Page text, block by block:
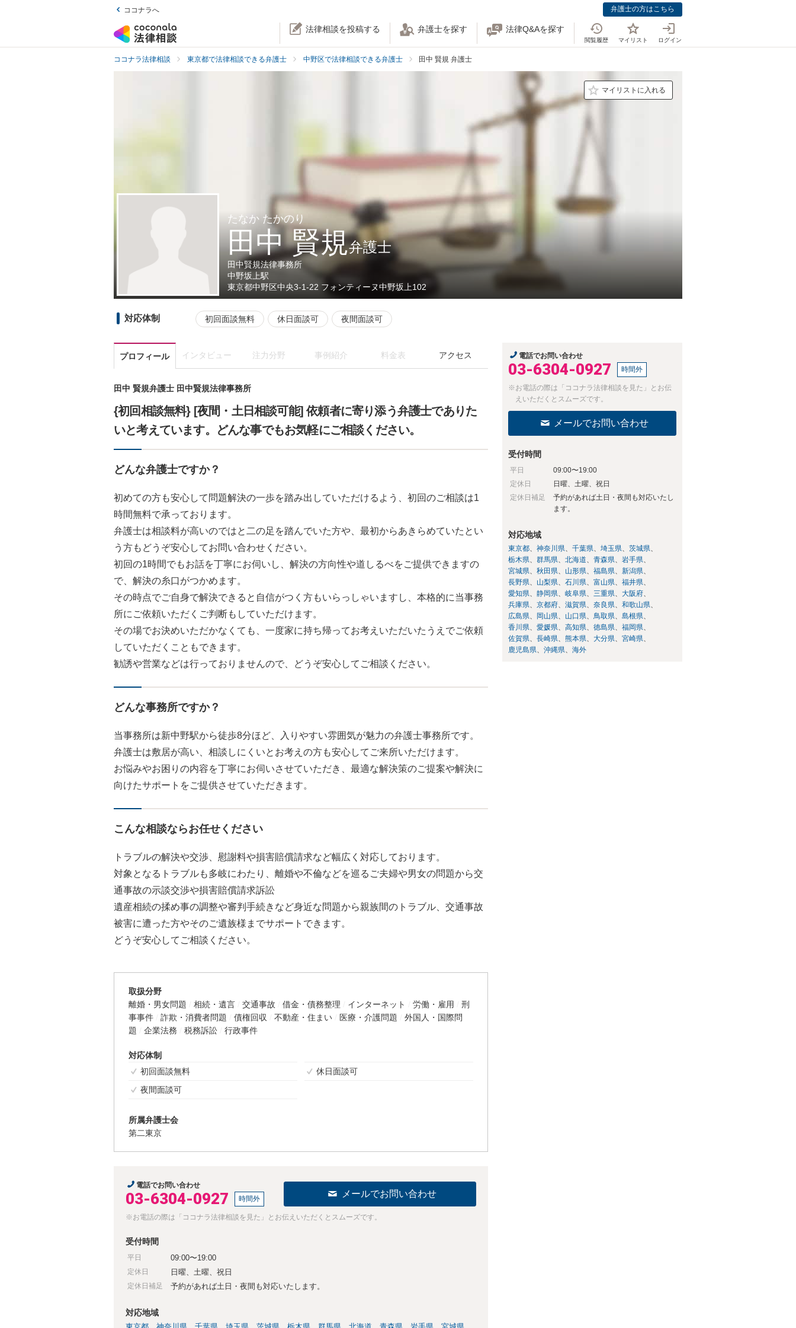
ココナラへ 弁護士の方はこちら
法律相談を投稿する 弁護士を探す 法律Q&Aを探す
閲覧履歴 マイリスト ログイン
ココナラ法律相談 東京都で法律相談できる弁護士 中野区で法律相談できる弁護士 田中 賢規 弁護士
マイリストに入れる
たなか たかのり
田中 賢規弁護士
田中賢規法律事務所
中野坂上駅
東京都中野区中央3-1-22 フォンティーヌ中野坂上102
対応体制 初回面談無料 休日面談可 夜間面談可
プロフィール インタビュー 注力分野 事例紹介 料金表 アクセス
田中 賢規弁護士 田中賢規法律事務所
{初回相談無料} [夜間・土日相談可能] 依頼者に寄り添う弁護士でありた
いと考えています。どんな事でもお気軽にご相談ください。
どんな弁護士ですか？
初めての方も安心して問題解決の一歩を踏み出していただけるよう、初回のご相談は1
時間無料で承っております。
弁護士は相談料が高いのではと二の足を踏んでいた方や、最初からあきらめていたとい
う方もどうぞ安心してお問い合わせください。
初回の1時間でもお話を丁寧にお伺いし、解決の方向性や道しるべをご提供できますの
で、解決の糸口がつかめます。
その時点でご自身で解決できると自信がつく方もいらっしゃいますし、本格的に当事務
所にご依頼いただくご判断もしていただけます。
その場でお決めいただかなくても、一度家に持ち帰ってお考えいただいたうえでご依頼
していただくこともできます。
勧誘や営業などは行っておりませんので、どうぞ安心してご相談ください。
どんな事務所ですか？
当事務所は新中野駅から徒歩8分ほど、入りやすい雰囲気が魅力の弁護士事務所です。
弁護士は敷居が高い、相談しにくいとお考えの方も安心してご来所いただけます。
お悩みやお困りの内容を丁寧にお伺いさせていただき、最適な解決策のご提案や解決に
向けたサポートをご提供させていただきます。
こんな相談ならお任せください
トラブルの解決や交渉、慰謝料や損害賠償請求など幅広く対応しております。
対象となるトラブルも多岐にわたり、離婚や不倫などを巡るご夫婦や男女の問題から交
通事故の示談交渉や損害賠償請求訴訟
遺産相続の揉め事の調整や審判手続きなど身近な問題から親族間のトラブル、交通事故
被害に遭った方やそのご遺族様までサポートできます。
どうぞ安心してご相談ください。
取扱分野
離婚・男女問題
相続・遺言 交通事故 借金・債務整理 インターネット 労働・雇用
刑
事事件
詐欺・消費者問題 債権回収 不動産・住まい 医療・介護問題
外国人・国際問
題
企業法務 税務訴訟 行政事件
対応体制
初回面談無料
休日面談可
夜間面談可
所属弁護士会
第二東京
電話でお問い合わせ
03-6304-0927 時間外 メールでお問い合わせ
※お電話の際は「ココナラ法律相談を見た」とお伝えいただくとスムーズです。
受付時間
平日 09:00〜19:00
定休日 日曜、土曜、祝日
定休日補足 予約があれば土日・夜間も対応いたします。
対応地域
電話でお問い合わせ
03-6304-0927 時間外
※お電話の際は「ココナラ法律相談を見た」とお伝
えいただくとスムーズです。
メールでお問い合わせ
受付時間
平日
09:00〜19:00
定休日
日曜、土曜、祝日
定休日補足
予約があれば土日・夜間も対応いたし
ます。
対応地域
東京都 神奈川県 千葉県 埼玉県
茨城県
栃木県
群馬県 北海道 青森県
岩手県
宮城県
秋田県 山形県 福島県
新潟県
長野県
山梨県 石川県 富山県
福井県
愛知県
静岡県 岐阜県 三重県
大阪府
兵庫県
京都府 滋賀県 奈良県
和歌山県
広島県
岡山県 山口県 鳥取県
島根県
香川県
愛媛県 高知県 徳島県
福岡県
佐賀県
長崎県 熊本県 大分県
宮崎県
鹿児島県
沖縄県 海外